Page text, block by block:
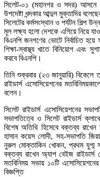
সিলেট-০১ (মহানগর ও সদর) আসনে
উপদেষ্টা খন্দকার আব্দুল মুক্তাদির
সিলেটের কর্মসংস্থান ও পর্যটন শিল্প
মূল লক্ষ্য হলো দেশকে এগিয়ে নিয়ে
বিএনপি জনগণের ভোটে নির্বাচিত
শিক্ষা-স্বাস্থ্য খাতে বিনিয়োগ এবং
করবে বিএনপি।
তিনি শুক্রবার (২৩ জানুয়ারি) বিকেলে
রাইডার্স এসোসিয়েশনের
বলেন।
সিলেট রাইডার্স এসোসিয়েশনের
সভাপতিত্বে ও সিলেট রাইডার্স
বিশেষ অতিথি হিসেবে বক্তব্য
হাসান কয়েস লোদী, সহ-সভাপতি
নুরুল মোক্তাকিন খোকন, প্রথম যুগ্ম
বক্তব্য রাখেন অ্যাপ বেইজ রাইডার্স
মতবিনিময় সভায় ১০টি
বিজ্ঞপ্তি